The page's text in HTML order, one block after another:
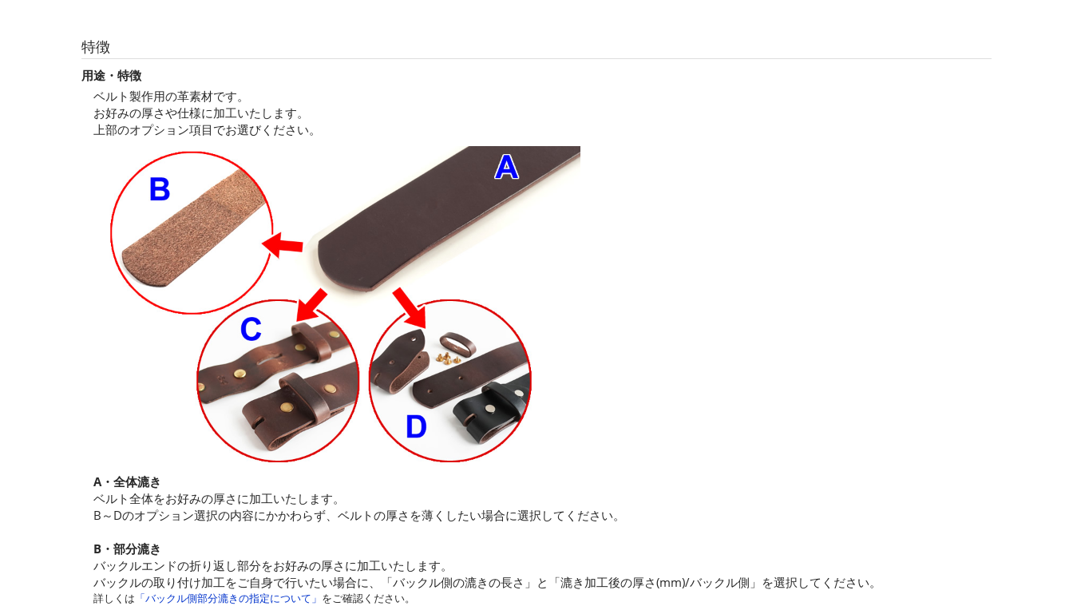
特徴
用途・特徴
ベルト製作用の革素材です。
お好みの厚さや仕様に加工いたします。
上部のオプション項目でお選びください。
A・全体漉き
ベルト全体をお好みの厚さに加工いたします。
B～Dのオプション選択の内容にかかわらず、ベルトの厚さを薄くしたい場合に選択してください。
B・部分漉き
バックルエンドの折り返し部分をお好みの厚さに加工いたします。
バックルの取り付け加工をご自身で行いたい場合に、「バックル側の漉きの長さ」と「漉き加工後の厚さ(mm)/バックル側」を選択してください。
詳しくは 「バックル側部分漉きの指定について」 をご確認ください。